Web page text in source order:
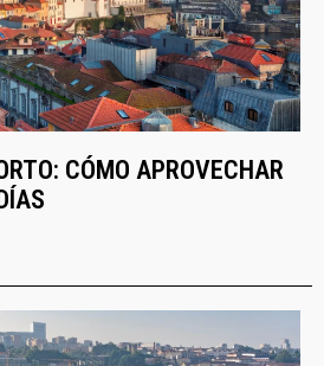
CÓMO APROVECHAR